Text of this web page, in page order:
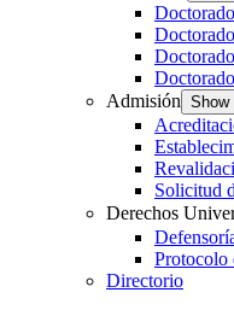
Admisión Show
Solicitud
Derechos
Protocolo
Directorio